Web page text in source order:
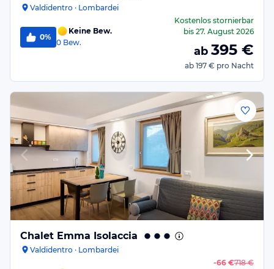
Valdidentro · Lombardei
0%
Keine Bew.
0 Bew.
Kostenlos stornierbar
bis 27. August 2026
ab 395 €
ab 197 € pro Nacht
Chalet Emma Isolaccia
Valdidentro · Lombardei
-66 €718 €